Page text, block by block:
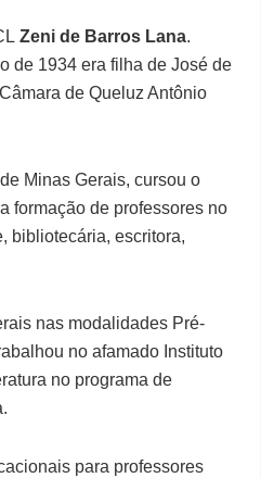
Zeni de Barros Lana.
de 1934 era filha de José de
de Queluz Antônio
Minas Gerais, cursou o
formação de professores no
bibliotecária, escritora,
nas modalidades Pré-
no afamado Instituto
no programa de
para professores